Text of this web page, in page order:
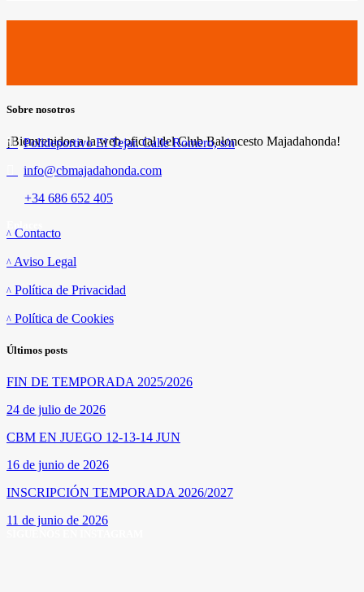
Sobre nosotros
¡Bienvenidos a la web oficial del Club Baloncesto Majadahonda!
Polideportivo El Tejar. Calle Romero, s/n
info@cbmajadahonda.com
+34 686 652 405
Contacto
Aviso Legal
Política de Privacidad
Política de Cookies
Últimos posts
FIN DE TEMPORADA 2025/2026
24 de julio de 2026
CBM EN JUEGO 12-13-14 JUN
16 de junio de 2026
INSCRIPCIÓN TEMPORADA 2026/2027
11 de junio de 2026